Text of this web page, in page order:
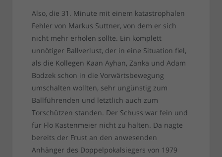
Also, die 31. Minute mit einem katastrophalen
Fehler von Markus Suttner, von dem er sich
nicht mehr erholen sollte. Ein komplett
unnötiger Ballverlust, der in eine Situation fiel,
als die Kollegen Kaan Ayhan, Zanka und Adam
Bodzek schon in die Vorwärtsbewegung
umschalten wollten, sehr ungünstig zum
Ballführenden und letztlich auch zum
Torschützen standen. Der Schuss war fein und
für Flo Kastenmeier nicht zu halten. Da nagte
bereits der Frust an den anwesenden
Anhänger des Doppelpokalsiegers von 1979